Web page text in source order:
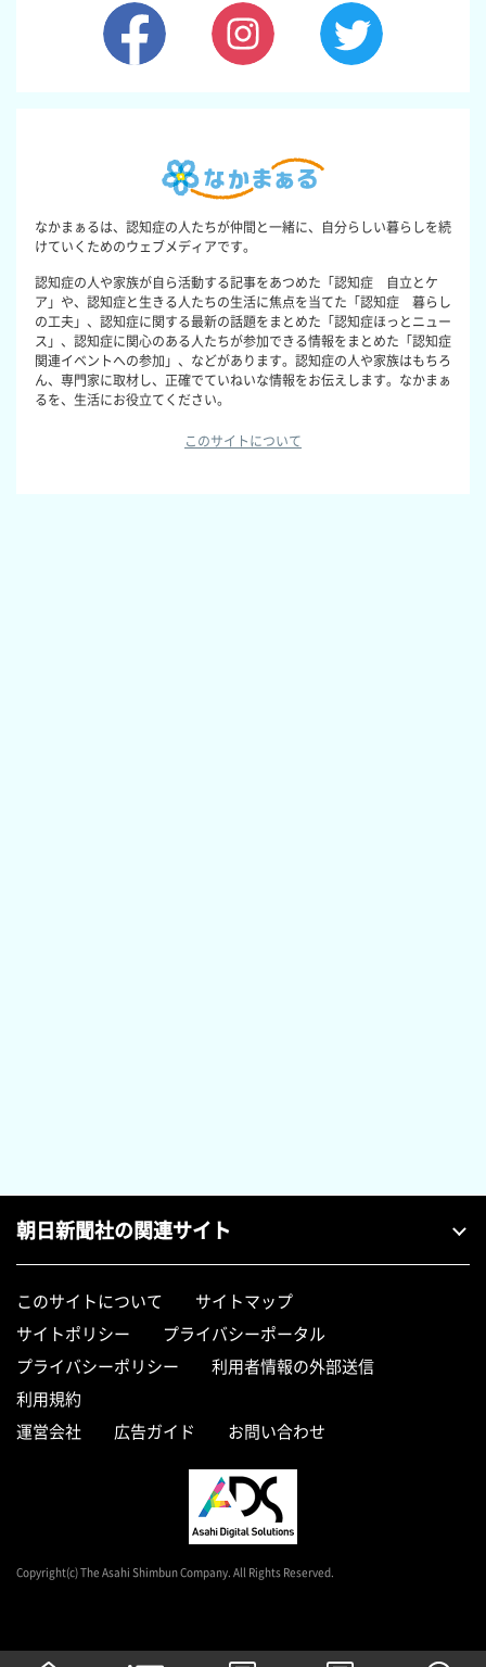
なかまぁるは、認知症の人たちが仲間と一緒に、自分らしい暮らしを続
けていくためのウェブメディアです。
認知症の人や家族が自ら活動する記事をあつめた「認知症 自立とケ
ア」や、認知症と生きる人たちの生活に焦点を当てた「認知症 暮らし
の工夫」、認知症に関する最新の話題をまとめた「認知症ほっとニュー
ス」、認知症に関心のある人たちが参加できる情報をまとめた「認知症
関連イベントへの参加」、などがあります。認知症の人や家族はもちろ
ん、専門家に取材し、正確でていねいな情報をお伝えします。なかまぁ
るを、生活にお役立てください。
このサイトについて
朝日新聞社の関連サイト
このサイトについて
サイトマップ
サイトポリシー
プライバシーポータル
プライバシーポリシー
利用者情報の外部送信
利用規約
運営会社
広告ガイド お問い合わせ
Copyright(c) The Asahi Shimbun Company. All Rights Reserved.